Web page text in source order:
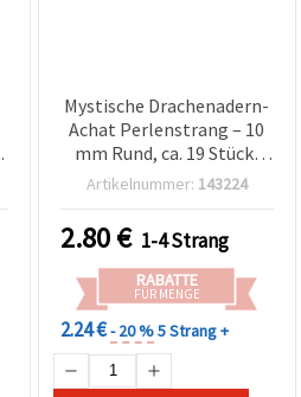
Mystische Drachenadern-
Achat Perlenstrang – 10
mm Rund, ca. 19 Stück,
perfekt für auffällige &
Schmuckdesigns zum
Basteln
Artikelnummer: 143224
2.80€ 1-4 Strang
RABATTE
FÜR MENGE
2.24 €- 20 %5 Strang +